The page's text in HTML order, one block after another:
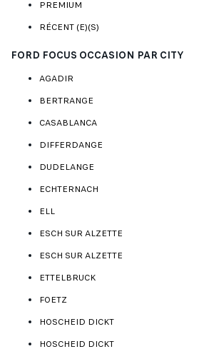
PREMIUM
RÉCENT (E)(S)
FORD FOCUS OCCASION PAR CITY
AGADIR
BERTRANGE
CASABLANCA
DIFFERDANGE
DUDELANGE
ECHTERNACH
ELL
ESCH SUR ALZETTE
ESCH SUR ALZETTE
ETTELBRUCK
FOETZ
HOSCHEID DICKT
HOSCHEID DICKT